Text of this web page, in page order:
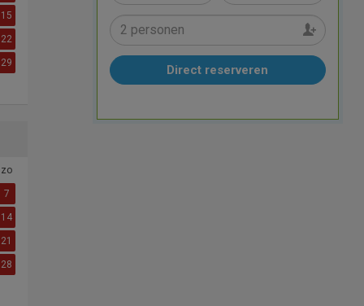
15
22
29
zo
7
14
21
28
Direct reserveren